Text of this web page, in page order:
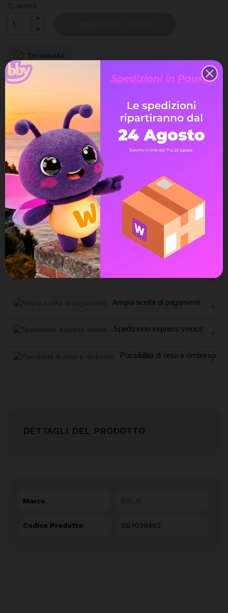
Accetto le condizioni generali e lapolitica di
riservatezza. I dati personali che ci fornisci sono
utilizzati per rispondere alle tue domande, elaborare gli
ordini o consentire l'accesso a informazioni specifiche.
Hai il diritto di modificare e cancellare tutte le
informazioni personali che si trovano nella pagina "Il
mio Account".
Avvisami quando torna disponibile
Assistenza Live Chat
Ampia scelta di pagamenti
Spedizione express veloce
Possibilità di reso e rimborso
DETTAGLI DEL PRODOTTO
Marca SOLIS
Codice Prodotto BBY039483